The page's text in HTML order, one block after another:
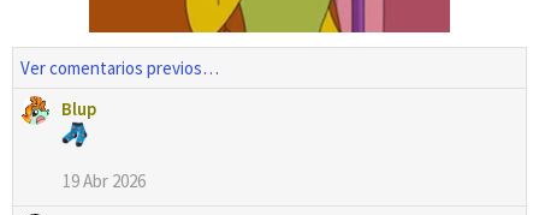
Ver comentarios previos…
Blup
19 Abr 2026